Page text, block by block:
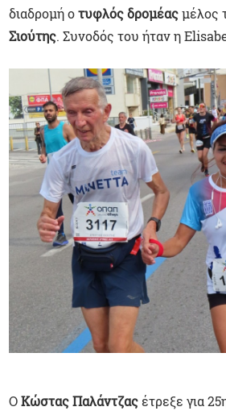
διαδρομή οτυφλός δρομέαςμέλος
Σιούτης. Συνοδός του ήταν η
ΟΚώστας Παλάντζαςέτρεξε για